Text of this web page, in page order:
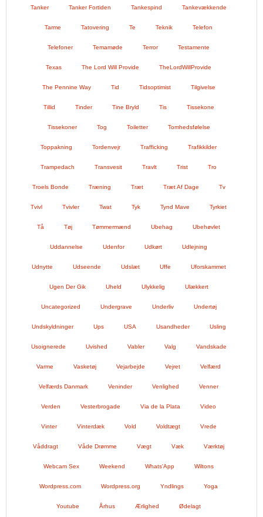
Tanker Tanker Fortiden Tankespind Tankevækkende
Tarme Tatovering Te Teknik Telefon
Telefoner Temamøde Terror Testamente
Texas The Lord Will Provide TheLordWillProvide
The Pennine Way Tid Tidsoptimist Tilgivelse
Tillid Tinder Tine Bryld Tis Tissekone
Tissekoner Tog Toiletter Tomhedsfølelse
Toppakning Tordenvejr Trafficking Trafikkilder
Trampedach Transvesit Travlt Trist Tro
Troels Bonde Træning Træt Træt Af Dage Tv
Tvivl Tvivler Twat Tyk Tynd Mave Tyrkiet
Tå Tøj Tømmermænd Ubehag Ubehøvlet
Uddannelse Udenfor Udkørt Udlejning
Udnytte Udseende Udslæt Uffe Uforskammet
Ugen Der Gik Uheld Ulykkelig Ulækkert
Uncategorized Undergrave Underliv Undertøj
Undskyldninger Ups USA Usandheder Usling
Usoignerede Uvished Vabler Valg Vandskade
Varme Vasketøj Vejarbejde Vejret Velfærd
Velfærds Danmark Veninder Venlighed Venner
Verden Vesterbrogade Via de la Plata Video
Vinter Vinterdæk Vold Voldtægt Vrede
Våddragt Våde Drømme Vægt Væk Værktøj
Webcam Sex Weekend Whats'App Wiltons
Wordpress.com Wordpress.org Yndlings Yoga
Youtube Århus Ærlighed Ødelagt